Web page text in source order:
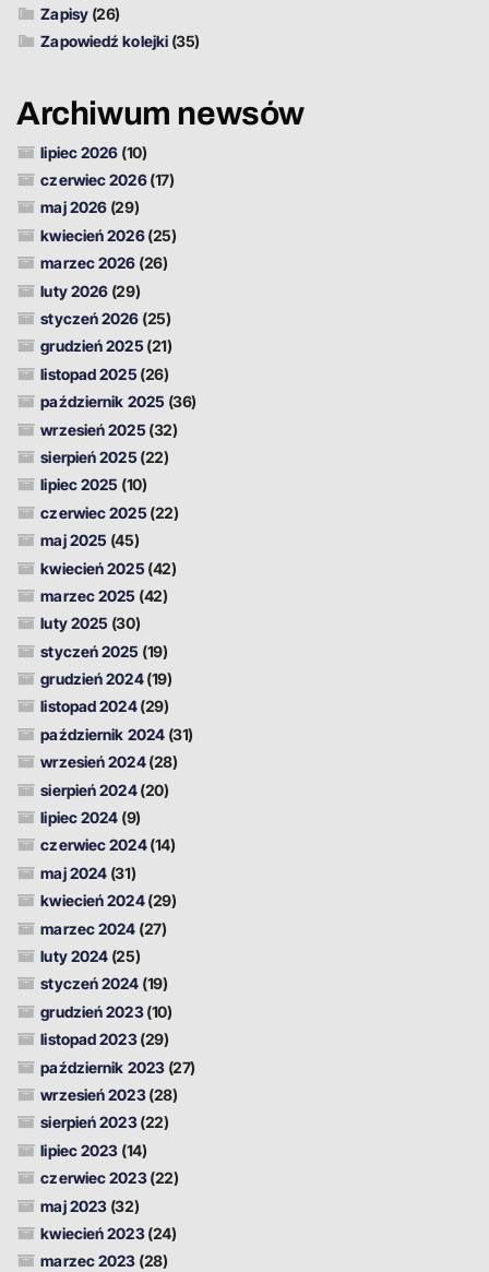
Zapisy(26)
Zapowiedź kolejki (35)
Archiwum newsów
lipiec 2026 (10)
czerwiec 2026(17)
maj 2026 (29)
kwiecień 2026(25)
marzec 2026 (26)
luty 2026 (29)
styczeń 2026 (25)
grudzień 2025 (21)
listopad 2025 (26)
październik 2025 (36)
wrzesień 2025 (32)
sierpień 2025 (22)
lipiec 2025 (10)
czerwiec 2025 (22)
maj 2025 (45)
kwiecień 2025 (42)
marzec 2025 (42)
luty 2025 (30)
styczeń 2025 (19)
grudzień 2024(19)
listopad 2024(29)
październik 2024(31)
wrzesień 2024(28)
sierpień 2024(20)
lipiec 2024 (9)
czerwiec 2024(14)
maj 2024 (31)
kwiecień 2024(29)
marzec 2024 (27)
luty 2024 (25)
styczeń 2024 (19)
grudzień 2023(10)
listopad 2023(29)
październik 2023(27)
wrzesień 2023(28)
sierpień 2023(22)
lipiec 2023 (14)
czerwiec 2023(22)
maj 2023 (32)
kwiecień 2023(24)
marzec 2023 (28)